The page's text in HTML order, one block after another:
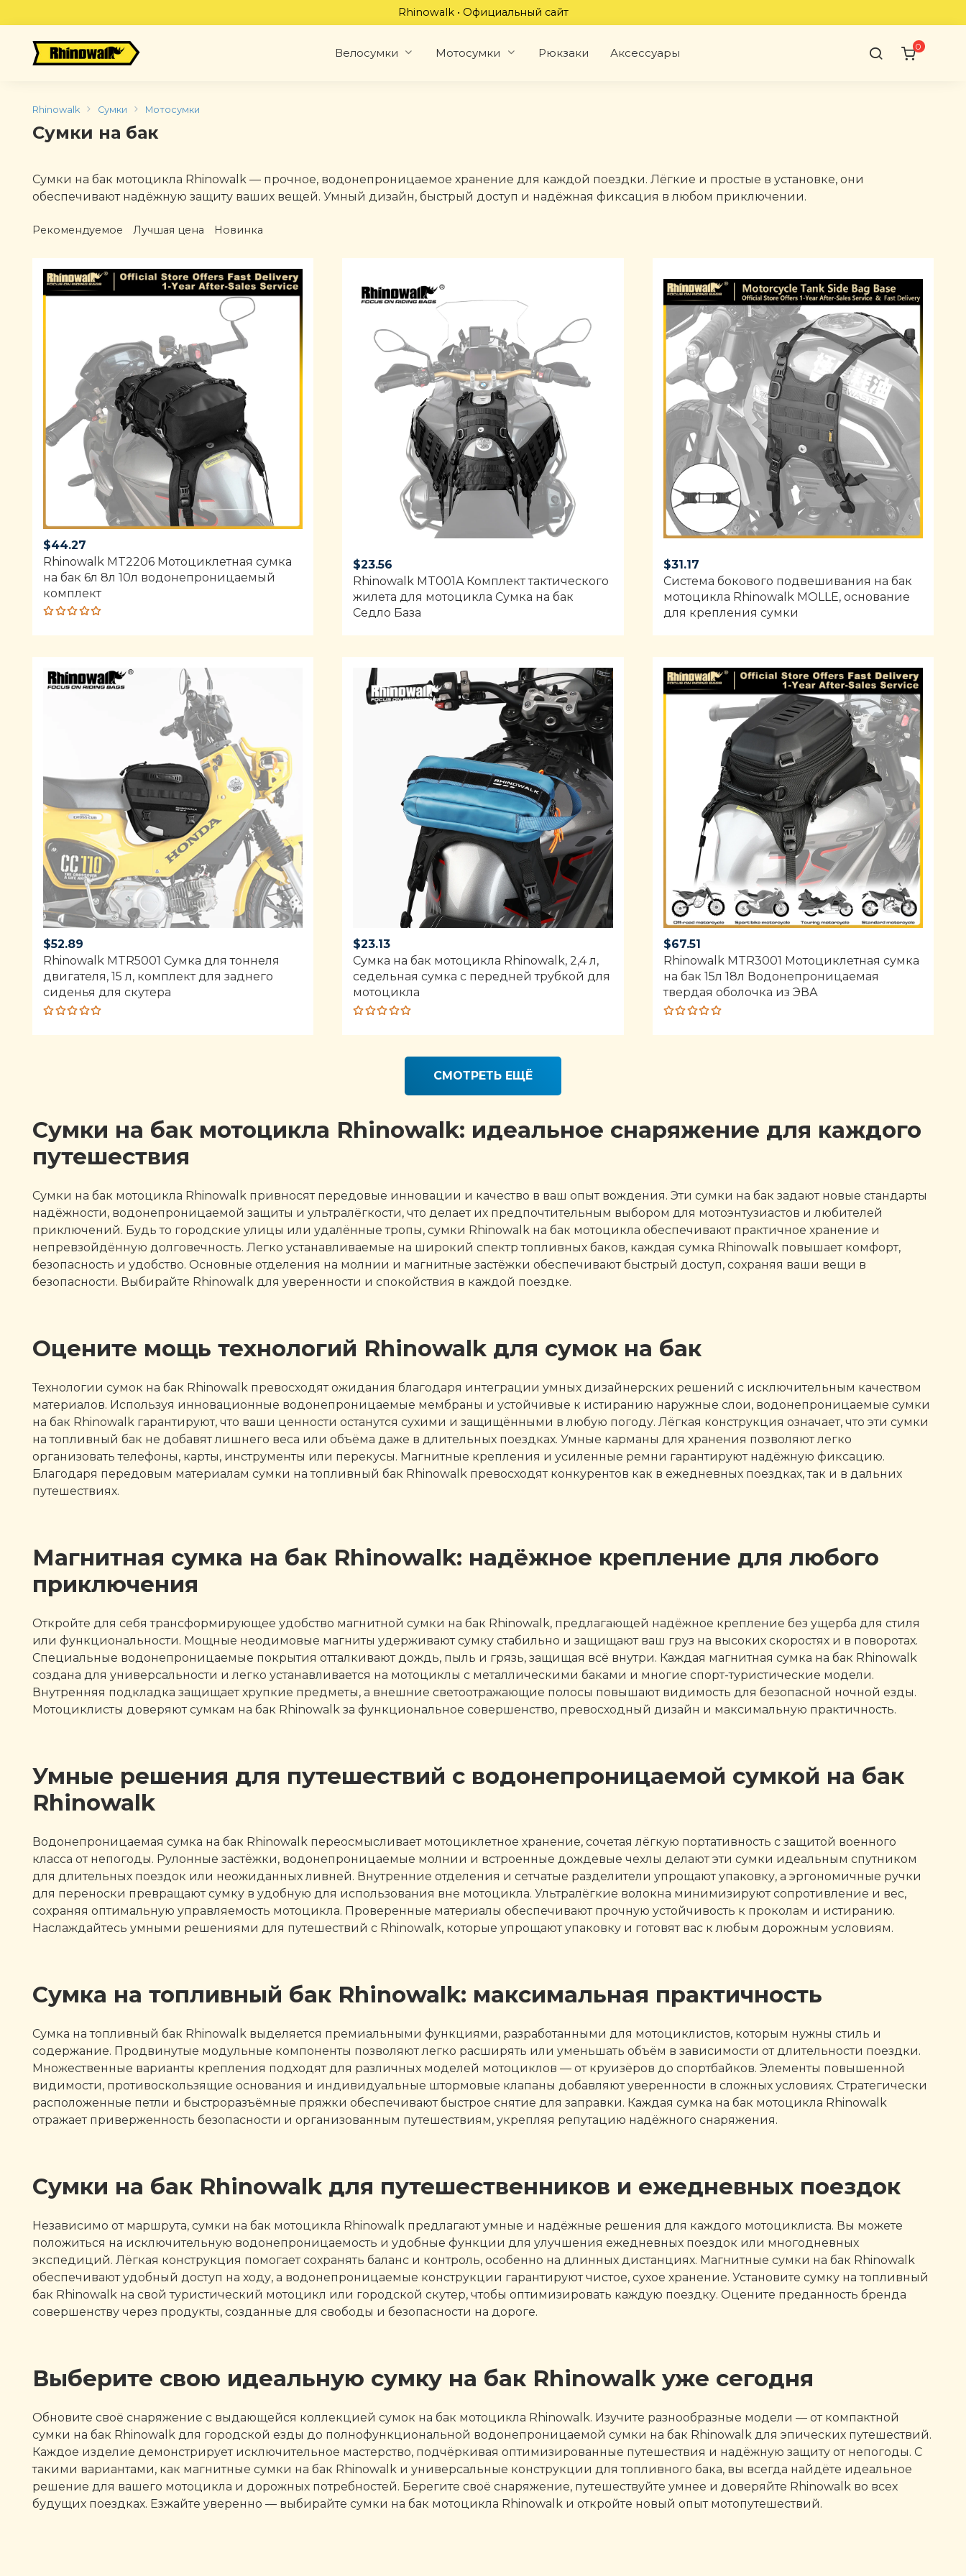
to
content
Rhinowalk • Официальный сайт
Велосумки Мотосумки Рюкзаки Аксессуары 0
Rhinowalk Сумки Мотосумки
Сумки на бак
Сумки на бак мотоцикла Rhinowalk — прочное, водонепроницаемое хранение для каждой поездки. Лёгкие и простые в установке, они
обеспечивают надёжную защиту ваших вещей. Умный дизайн, быстрый доступ и надёжная фиксация в любом приключении.
Рекомендуемое Лучшая цена Новинка
$44.27
Rhinowalk MT2206 Мотоциклетная сумка
на бак 6л 8л 10л водонепроницаемый
комплект
Rated
of 5
$23.56
Rhinowalk MT001A Комплект тактического
жилета для мотоцикла Сумка на бак
Седло База
$31.17
Система бокового подвешивания на бак
мотоцикла Rhinowalk MOLLE, основание
для крепления сумки
$52.89
Rhinowalk MTR5001 Сумка для тоннеля
двигателя, 15 л, комплект для заднего
сиденья для скутера
$23.13
Сумка на бак мотоцикла Rhinowalk, 2,4 л,
седельная сумка с передней трубкой для
мотоцикла
$67.51
Rhinowalk MTR3001 Мотоциклетная сумка
на бак 15л 18л Водонепроницаемая
твердая оболочка из ЭВА
СМОТРЕТЬ ЕЩЁ
Сумки на бак мотоцикла Rhinowalk: идеальное снаряжение для каждого
путешествия
Сумки на бак мотоцикла Rhinowalk привносят передовые инновации и качество в ваш опыт вождения. Эти сумки на бак задают новые стандарты
надёжности, водонепроницаемой защиты и ультралёгкости, что делает их предпочтительным выбором для мотоэнтузиастов и любителей
приключений. Будь то городские улицы или удалённые тропы, сумки Rhinowalk на бак мотоцикла обеспечивают практичное хранение и
непревзойдённую долговечность. Легко устанавливаемые на широкий спектр топливных баков, каждая сумка Rhinowalk повышает комфорт,
безопасность и удобство. Основные отделения на молнии и магнитные застёжки обеспечивают быстрый доступ, сохраняя ваши вещи в
безопасности. Выбирайте Rhinowalk для уверенности и спокойствия в каждой поездке.
Оцените мощь технологий Rhinowalk для сумок на бак
Технологии сумок на бак Rhinowalk превосходят ожидания благодаря интеграции умных дизайнерских решений с исключительным качеством
материалов. Используя инновационные водонепроницаемые мембраны и устойчивые к истиранию наружные слои, водонепроницаемые сумки
на бак Rhinowalk гарантируют, что ваши ценности останутся сухими и защищёнными в любую погоду. Лёгкая конструкция означает, что эти сумки
на топливный бак не добавят лишнего веса или объёма даже в длительных поездках. Умные карманы для хранения позволяют легко
организовать телефоны, карты, инструменты или перекусы. Магнитные крепления и усиленные ремни гарантируют надёжную фиксацию.
Благодаря передовым материалам сумки на топливный бак Rhinowalk превосходят конкурентов как в ежедневных поездках, так и в дальних
путешествиях.
Магнитная сумка на бак Rhinowalk: надёжное крепление для любого
приключения
Откройте для себя трансформирующее удобство магнитной сумки на бак Rhinowalk, предлагающей надёжное крепление без ущерба для стиля
или функциональности. Мощные неодимовые магниты удерживают сумку стабильно и защищают ваш груз на высоких скоростях и в поворотах.
Специальные водонепроницаемые покрытия отталкивают дождь, пыль и грязь, защищая всё внутри. Каждая магнитная сумка на бак Rhinowalk
создана для универсальности и легко устанавливается на мотоциклы с металлическими баками и многие спорт-туристические модели.
Внутренняя подкладка защищает хрупкие предметы, а внешние светоотражающие полосы повышают видимость для безопасной ночной езды.
Мотоциклисты доверяют сумкам на бак Rhinowalk за функциональное совершенство, превосходный дизайн и максимальную практичность.
Умные решения для путешествий с водонепроницаемой сумкой на бак
Rhinowalk
Водонепроницаемая сумка на бак Rhinowalk переосмысливает мотоциклетное хранение, сочетая лёгкую портативность с защитой военного
класса от непогоды. Рулонные застёжки, водонепроницаемые молнии и встроенные дождевые чехлы делают эти сумки идеальным спутником
для длительных поездок или неожиданных ливней. Внутренние отделения и сетчатые разделители упрощают упаковку, а эргономичные ручки
для переноски превращают сумку в удобную для использования вне мотоцикла. Ультралёгкие волокна минимизируют сопротивление и вес,
сохраняя оптимальную управляемость мотоцикла. Проверенные материалы обеспечивают прочную устойчивость к проколам и истиранию.
Наслаждайтесь умными решениями для путешествий с Rhinowalk, которые упрощают упаковку и готовят вас к любым дорожным условиям.
Сумка на топливный бак Rhinowalk: максимальная практичность
Сумка на топливный бак Rhinowalk выделяется премиальными функциями, разработанными для мотоциклистов, которым нужны стиль и
содержание. Продвинутые модульные компоненты позволяют легко расширять или уменьшать объём в зависимости от длительности поездки.
Множественные варианты крепления подходят для различных моделей мотоциклов — от круизёров до спортбайков. Элементы повышенной
видимости, противоскользящие основания и индивидуальные штормовые клапаны добавляют уверенности в сложных условиях. Стратегически
расположенные петли и быстроразъёмные пряжки обеспечивают быстрое снятие для заправки. Каждая сумка на бак мотоцикла Rhinowalk
отражает приверженность безопасности и организованным путешествиям, укрепляя репутацию надёжного снаряжения.
Сумки на бак Rhinowalk для путешественников и ежедневных поездок
Независимо от маршрута, сумки на бак мотоцикла Rhinowalk предлагают умные и надёжные решения для каждого мотоциклиста. Вы можете
положиться на исключительную водонепроницаемость и удобные функции для улучшения ежедневных поездок или многодневных
экспедиций. Лёгкая конструкция помогает сохранять баланс и контроль, особенно на длинных дистанциях. Магнитные сумки на бак Rhinowalk
обеспечивают удобный доступ на ходу, а водонепроницаемые конструкции гарантируют чистое, сухое хранение. Установите сумку на топливный
бак Rhinowalk на свой туристический мотоцикл или городской скутер, чтобы оптимизировать каждую поездку. Оцените преданность бренда
совершенству через продукты, созданные для свободы и безопасности на дороге.
Выберите свою идеальную сумку на бак Rhinowalk уже сегодня
Обновите своё снаряжение с выдающейся коллекцией сумок на бак мотоцикла Rhinowalk. Изучите разнообразные модели — от компактной
сумки на бак Rhinowalk для городской езды до полнофункциональной водонепроницаемой сумки на бак Rhinowalk для эпических путешествий.
Каждое изделие демонстрирует исключительное мастерство, подчёркивая оптимизированные путешествия и надёжную защиту от непогоды. С
такими вариантами, как магнитные сумки на бак Rhinowalk и универсальные конструкции для топливного бака, вы всегда найдёте идеальное
решение для вашего мотоцикла и дорожных потребностей. Берегите своё снаряжение, путешествуйте умнее и доверяйте Rhinowalk во всех
будущих поездках. Езжайте уверенно — выбирайте сумки на бак мотоцикла Rhinowalk и откройте новый опыт мотопутешествий.